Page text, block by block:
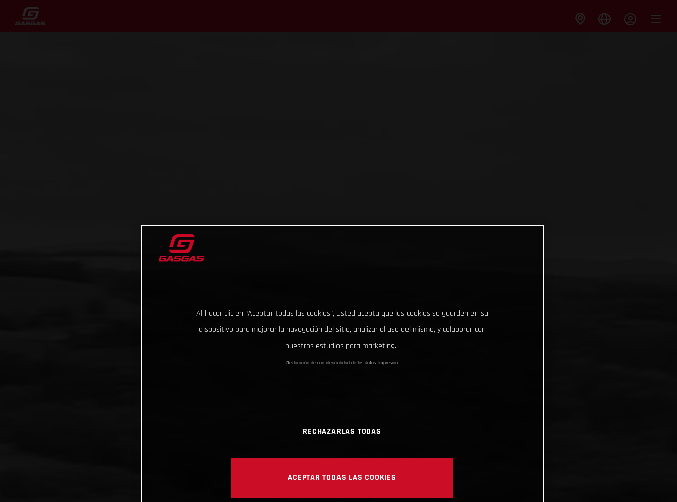
Al hacer clic en “Aceptar todas las cookies”, usted acepta que las cookies se guarden en su
dispositivo para mejorar la navegación del sitio, analizar el uso del mismo, y colaborar con
nuestros estudios para marketing.
Declaración de confidencialidad de los datos Impresión
RECHAZARLAS TODAS
ACEPTAR TODAS LAS COOKIES